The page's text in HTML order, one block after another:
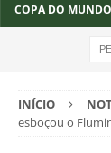
COPA DO
INÍCIO
esboçou o